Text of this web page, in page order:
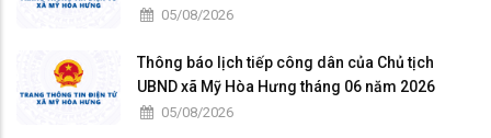
05/08/2026
Thông báo lịch tiếp công dân của Chủ tịch
UBND xã Mỹ Hòa Hưng tháng 06 năm 2026
05/08/2026